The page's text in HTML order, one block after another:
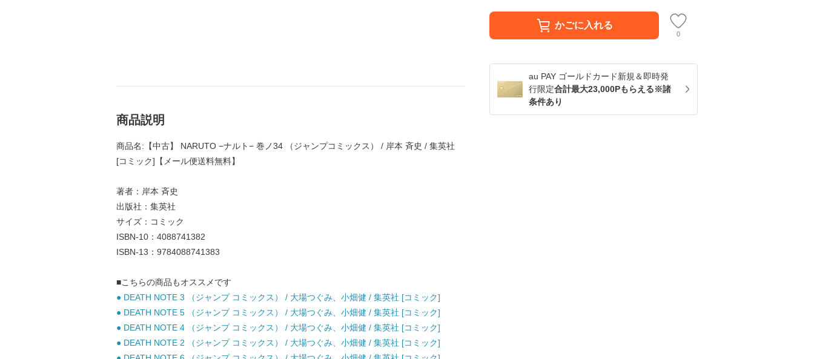
かごに入れる
0
au PAY ゴールドカード新規＆即時発
行限定合計最大23,000Pもらえる※諸
条件あり
商品説明
商品名:【中古】 NARUTO −ナルト− 巻ノ34 （ジャンプコミックス） / 岸本 斉史 / 集英社
[コミック]【メール便送料無料】
著者：岸本 斉史
出版社：集英社
サイズ：コミック
ISBN-10：4088741382
ISBN-13：9784088741383
■こちらの商品もオススメです
● DEATH NOTE 3 （ジャンプ コミックス） / 大場つぐみ、小畑健 / 集英社 [コミック]
● DEATH NOTE 5 （ジャンプ コミックス） / 大場つぐみ、小畑健 / 集英社 [コミック]
● DEATH NOTE 4 （ジャンプ コミックス） / 大場つぐみ、小畑健 / 集英社 [コミック]
● DEATH NOTE 2 （ジャンプ コミックス） / 大場つぐみ、小畑健 / 集英社 [コミック]